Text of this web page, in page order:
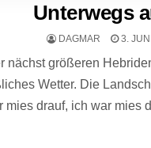
Unterwegs
DAGMAR 3.
nächst größeren
Wetter. Die
mies drauf, ich war